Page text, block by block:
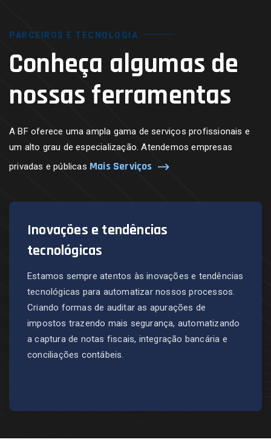
PARCEIROS E TECNOLOGIA
Conheça algumas de
nossas ferramentas
A BF oferece uma ampla gama de serviços profissionais e
um alto grau de especialização. Atendemos empresas
privadas e públicas Mais Serviços
Inovações e tendências
tecnológicas
Estamos sempre atentos às inovações e tendências
tecnológicas para automatizar nossos processos.
Criando formas de auditar as apurações de
impostos trazendo mais segurança, automatizando
a captura de notas fiscais, integração bancária e
conciliações contábeis.